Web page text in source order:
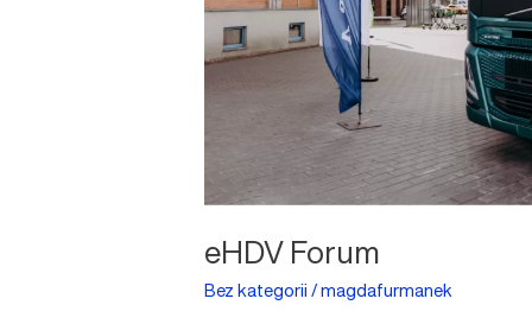
eHDV Forum
Bez kategorii/magdafurmanek